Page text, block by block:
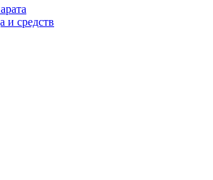
и средств